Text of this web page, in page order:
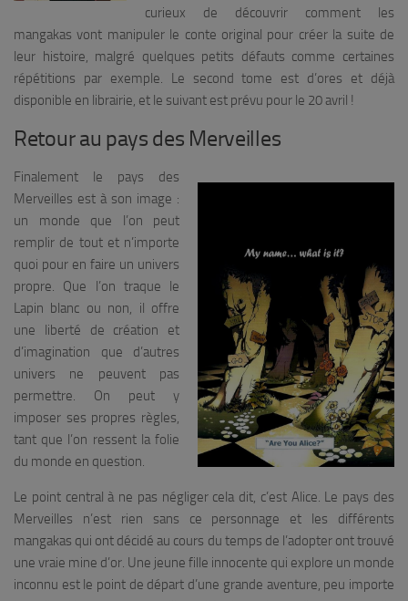
curieux de découvrir comment les
mangakas vont manipuler le conte original pour créer la suite de
leur histoire, malgré quelques petits défauts comme certaines
répétitions par exemple. Le second tome est d’ores et déjà
disponible en librairie, et le suivant est prévu pour le 20 avril !
Retour au pays des Merveilles
Finalement le pays des
Merveilles est à son image :
un monde que l’on peut
remplir de tout et n’importe
quoi pour en faire un univers
propre. Que l’on traque le
Lapin blanc ou non, il offre
une liberté de création et
d’imagination que d’autres
univers ne peuvent pas
permettre. On peut y
imposer ses propres règles,
tant que l’on ressent la folie
du monde en question.
Le point central à ne pas négliger cela dit, c’est Alice. Le pays des
Merveilles n’est rien sans ce personnage et les différents
mangakas qui ont décidé au cours du temps de l’adopter ont trouvé
une vraie mine d’or. Une jeune fille innocente qui explore un monde
inconnu est le point de départ d’une grande aventure, peu importe